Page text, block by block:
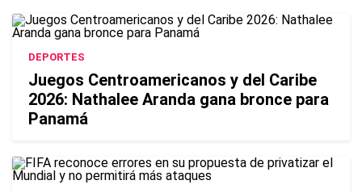
DEPORTES
Juegos Centroamericanos y del Caribe
2026: Nathalee Aranda gana bronce para
Panamá